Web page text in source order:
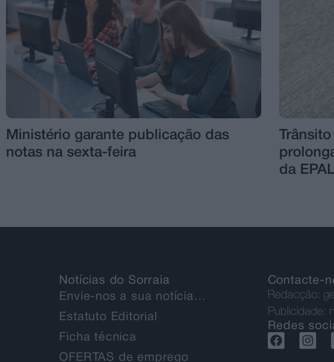
Ministério garante publicação das
notas na sexta-feira
da
Notícias do Sorraia
Envie-nos a sua notícia…
Estatuto Editorial
Ficha técnica
OFERTAS de emprego
Contacte-
Redacção:
Publicidade:
Redes